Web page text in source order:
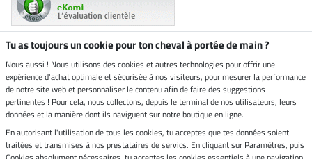
Boutique climatiquement
neutre
Livraison par
Paiement sécurisé
Tu as toujours un cookie pour ton cheval à portée de main ?
Nous aussi ! Nous utilisons des cookies et autres technologies pour offrir une
expérience d'achat optimale et sécurisée à nos visiteurs, pour mesurer la performance
de notre site web et personnaliser le contenu afin de faire des suggestions
pertinentes ! Pour cela, nous collectons, depuis le terminal de nos utilisateurs, leurs
données et la manière dont ils naviguent sur notre boutique en ligne.
En autorisant l'utilisation de tous les cookies, tu acceptes que tes données soient
traitées et transmises à nos prestataires de servics. En cliquant sur Paramètres, puis